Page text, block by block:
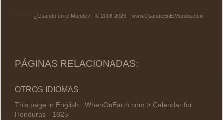
¿Cuándo en el Mundo? - © 2008-2026 - www.CuandoEnElMundo.com
PÁGINAS RELACIONADAS:
OTROS IDIOMAS
This page in English: WhenOnEarth.com > Calendar for
Honduras - 1825